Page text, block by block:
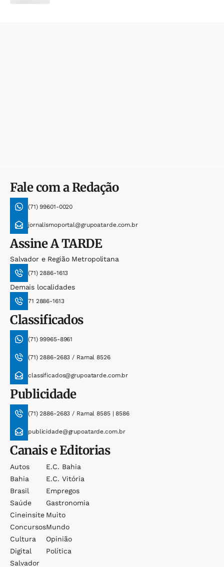
Fale com a Redação
(71) 99601-0020
jornalismoportal@grupoatarde.com.br
AssineA TARDE
Salvador e Região Metropolitana
(71) 2886-1613
Demais localidades
71 2886-1613
Classificados
(71) 99965-8961
(71) 2886-2683 / Ramal 8526
classificados@grupoatarde.com.br
Publicidade
(71) 2886-2683 / Ramal 8585 | 8586
publicidade@grupoatarde.com.br
Canais e Editorias
Autos
Bahia
Brasil
Saúde
Cineinsite
Concursos
Cultura
Digital
Salvador
E.c. Bahia
E.c. Vitória
Empregos
Gastronomia
Muito
Mundo
Opinião
Política